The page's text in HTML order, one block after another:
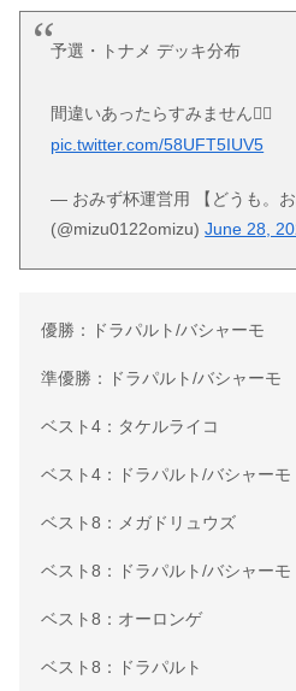
予選・トナメ デッキ分布
間違いあったらすみません🙇‍♀️
pic.twitter.com/58UFT5IUV5
— おみず杯運営用 【どうも。お
(@mizu0122omizu)June 28,
優勝：ドラパルト/バシャーモ
準優勝：ドラパルト/バシャーモ
ベスト4：タケルライコ
ベスト4：ドラパルト/バシャーモ
ベスト8：メガドリュウズ
ベスト8：ドラパルト/バシャーモ
ベスト8：オーロンゲ
ベスト8：ドラパルト